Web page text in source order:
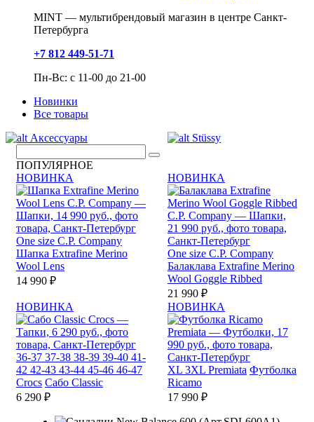
MINT — мультибрендовый магазин в центре Санкт-
Петербурга
+7 812 449-51-71
Пн-Вс: с 11-00 до 21-00
Новинки
Все товары
Аксессуары
Stüssy
ПОПУЛЯРНОЕ
НОВИНКА
One size C.P. Company
Шапка Extrafine Merino
Wool Lens
14 990 ₽
НОВИНКА
One size C.P. Company
Балаклава Extrafine Merino
Wool Goggle Ribbed
21 990 ₽
НОВИНКА
36-37 37-38 38-39 39-40 41-
42 42-43 43-44 45-46 46-47
Crocs Сабо Classic
6 290 ₽
НОВИНКА
XL 3XL Premiata Футболка
Ricamo
17 990 ₽